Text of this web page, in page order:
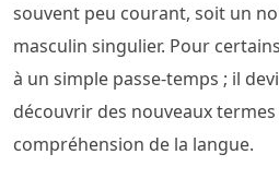
souvent peu courant, soit un
masculin singulier. Pour
à un simple passe-temps ; il
découvrir des nouveaux
compréhension de la langue.